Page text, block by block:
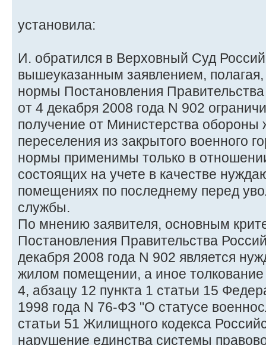
установила:
И. обратился в Верховный Суд
вышеуказанным заявлением,
нормы Постановления
от 4 декабря 2008 года N 902
получение от Министерства обороны
переселения из закрытого военного
нормы применимы только в
состоящих на учете в качестве
помещениях по последнему перед
службы.
По мнению заявителя, основным
Постановления Правительства
декабря 2008 года N 902 является
жилом помещении, а иное толкование
4, абзацу 12 пункта 1 статьи 15
1998 года N 76-ФЗ "О статусе
статьи 51 Жилищного кодекса
нарушение единства системы